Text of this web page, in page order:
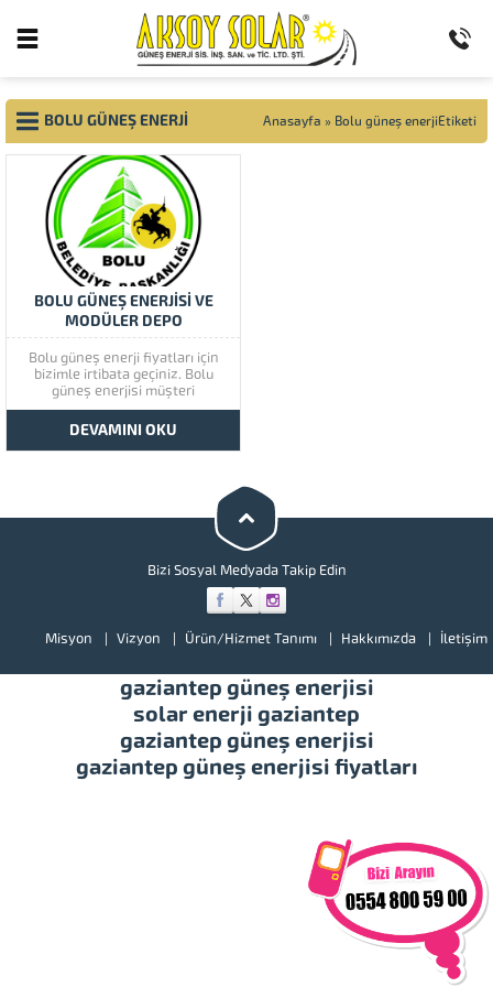
BOLU GÜNEŞ ENERJI Anasayfa » Bolu güneş enerjiEtiketi
BOLU GÜNEŞ ENERJİSİ VE
MODÜLER DEPO
Bolu güneş enerji fiyatları için
bizimle irtibata geçiniz. Bolu
güneş enerjisi müşteri
memnuniyetine çok önem
vermektedir. Bolu güneş
enerjisinin kaliteli ürünlerini
görmek için lütfen ürünlerimize
illerimizde hizmet vermekteyiz.
Tüm soru,...
DEVAMINI OKU
Bizi Sosyal Medyada Takip Edin
Misyon Vizyon Ürün/Hizmet Tanımı Hakkımızda İletişim
gaziantep güneş enerjisi
solar enerji gaziantep
gaziantep güneş enerjisi
gaziantep güneş enerjisi fiyatları